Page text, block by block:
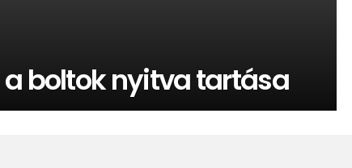
a boltok nyitva tartása